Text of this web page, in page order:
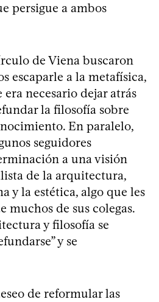
persigue a ambos
de Viena buscaron
escaparle a la metafísica,
necesario dejar atrás
la filosofía sobre
En paralelo,
seguidores
a una visión
de la arquitectura,
y la estética, algo que les
muchos de sus colegas.
y filosofía se
y se
de reformular las